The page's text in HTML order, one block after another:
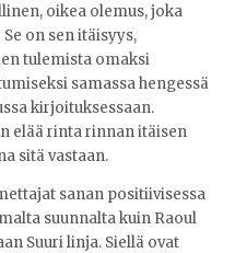
oikea olemus, joka
on sen itäisyys,
tulemista omaksi
samassa hengessä
kirjoituksessaan.
elää rinta rinnan itäisen
sitä vastaan.
sanan positiivisessa
suunnalta kuin Raoul
Suuri linja. Siellä ovat